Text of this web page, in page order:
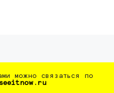
можно связаться по